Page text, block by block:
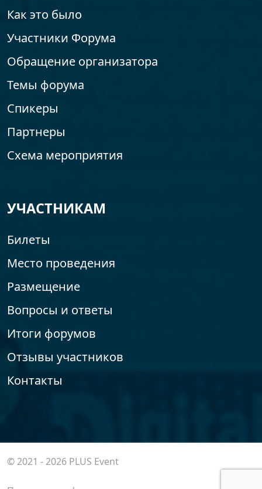
Как это было
Участники Форума
Обращение организатора
Темы форума
Спикеры
Партнеры
Схема мероприятия
УЧАСТНИКАМ
Билеты
Место проведения
Размещение
Вопросы и ответы
Итоги форумов
Отзывы участников
Контакты
© 2021 - 2026 PLUS Event